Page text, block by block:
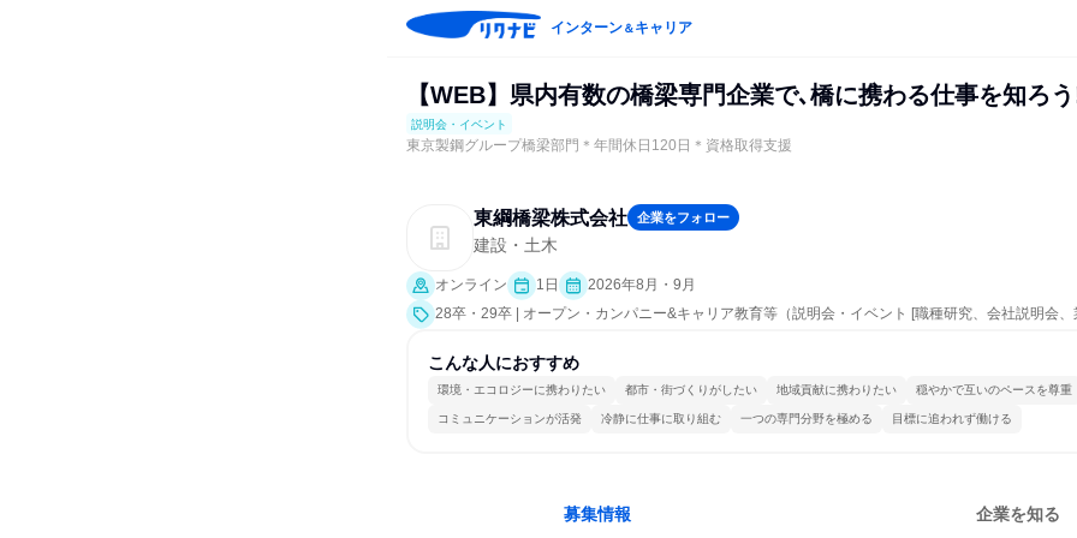
インターン＆キャリア
【WEB】県内有数の橋梁専門企業で､橋に携わる仕事を知ろ
説明会・イベント
東京製鋼グループ橋梁部門＊年間休日120日＊資格取得支援
東綱橋梁株式会社 企業をフォロー
建設・土木
オンライン 1日
2026年8月・9月
28卒・29卒 | オープン・カンパニー&キャリア教育等（説明会・イベント [職種研究、会社説明会、
こんな人におすすめ
環境・エコロジーに携わりたい 都市・街づくりがしたい 地域貢献に携わりたい 穏やかで互いのペースを尊重
コミュニケーションが活発 冷静に仕事に取り組む 一つの専門分野を極める 目標に追われず働ける
募集情報 企業を知る